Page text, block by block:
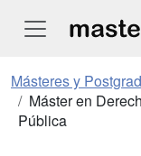
Másteres y
Máster en
Pública